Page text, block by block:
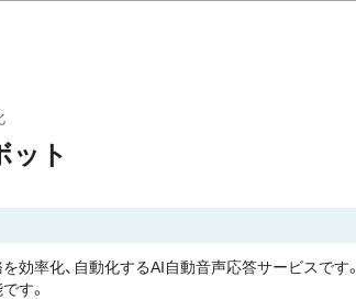
ット
を効率化、自動化するAI自動音声応答サービスです
す。